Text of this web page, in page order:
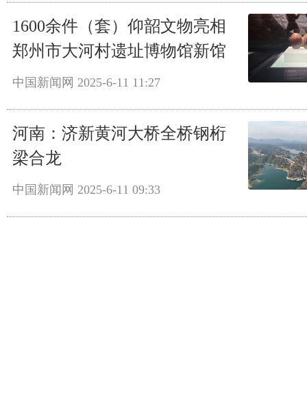
1600余件（套）仰韶文物亮相
郑州市大河村遗址博物馆新馆
中国新闻网 2025-6-11 11:27
河南：济新黄河大桥全桥钢桁
梁合龙
中国新闻网 2025-6-11 09:33